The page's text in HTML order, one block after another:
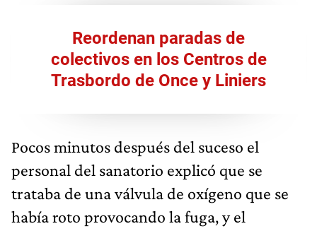
Reordenan paradas de
colectivos en los Centros de
Trasbordo de Once y Liniers
Pocos minutos después del suceso el
personal del sanatorio explicó que se
trataba de una válvula de oxígeno que se
había roto provocando la fuga, y el